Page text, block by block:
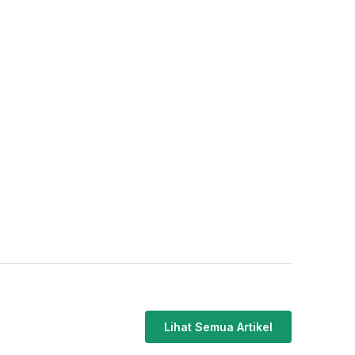
Lihat Semua Artikel